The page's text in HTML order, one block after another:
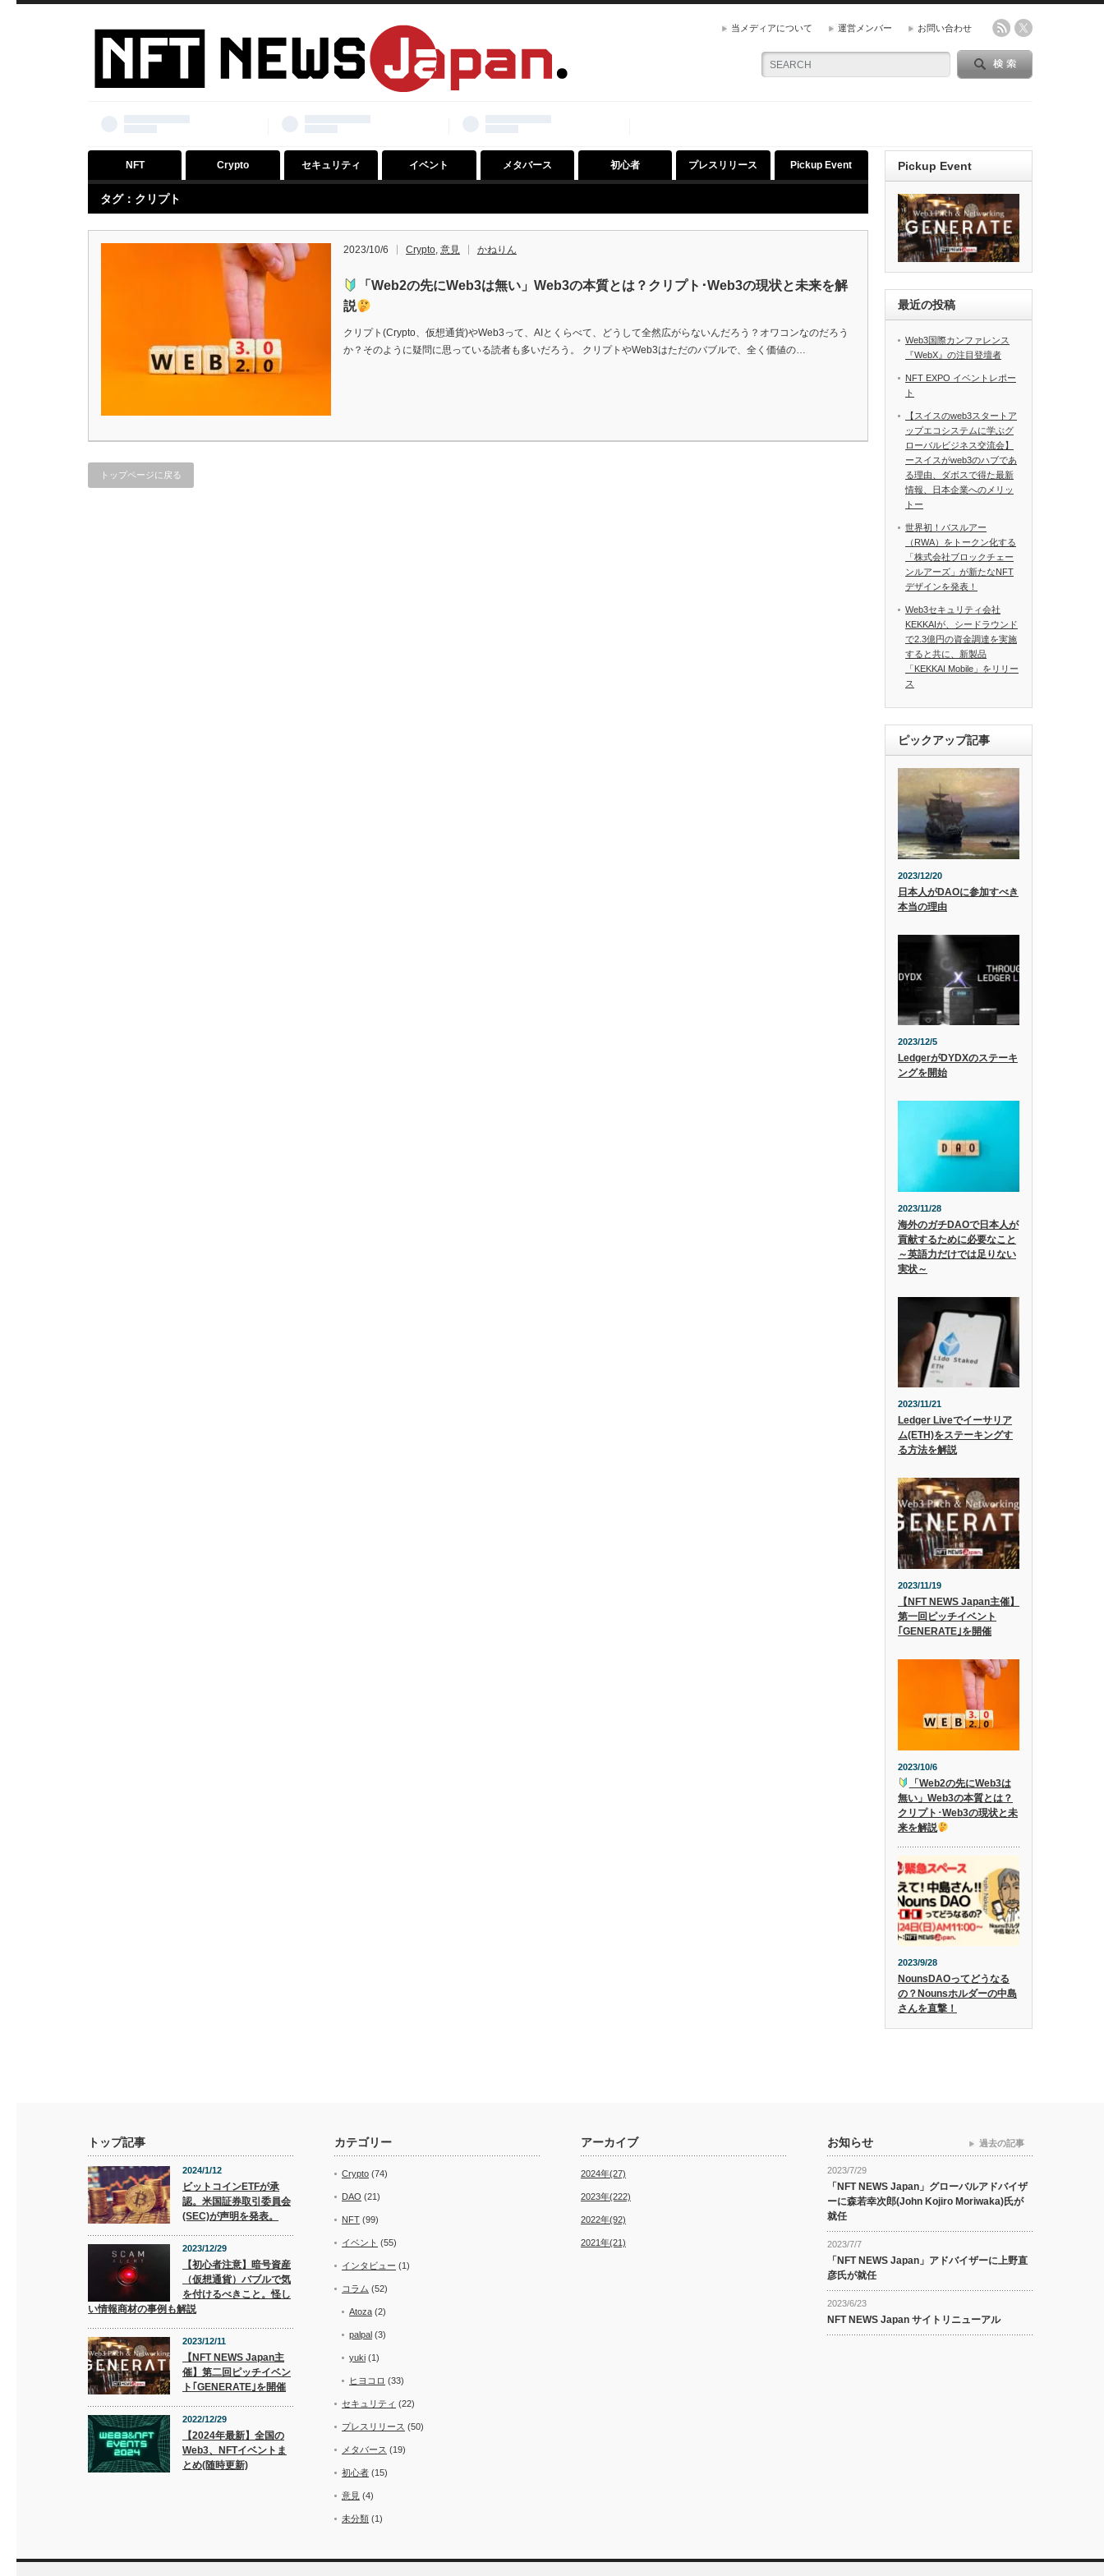
当メディアについて 運営メンバー お問い合わせ
NFT Crypto セキュリティ イベント メタバース 初心者 プレスリリース Pickup Event
タグ：クリプト
2023/10/6 Crypto, 意見 かねりん
「Web2の先にWeb3は無い」Web3の本質とは？クリプト･Web3の現状と未来を解
説
クリプト(Crypto、仮想通貨)やWeb3って、AIとくらべて、どうして全然広がらないんだろう？オワコンなのだろう
か？そのように疑問に思っている読者も多いだろう。 クリプトやWeb3はただのバブルで、全く価値の…
トップページに戻る
Pickup Event
最近の投稿
Web3国際カンファレンス
『WebX』の注目登壇者
NFT EXPO イベントレポー
ト
【スイスのweb3スタートア
ップエコシステムに学ぶグ
ローバルビジネス交流会】
ースイスがweb3のハブであ
る理由、ダボスで得た最新
情報、日本企業へのメリッ
トー
世界初！バスルアー
（RWA）をトークン化する
「株式会社ブロックチェー
ンルアーズ」が新たなNFT
デザインを発表！
Web3セキュリティ会社
KEKKAIが、シードラウンド
で2.3億円の資金調達を実施
すると共に、新製品
「KEKKAI Mobile」をリリー
ス
ピックアップ記事
2023/12/20
日本人がDAOに参加すべき
本当の理由
2023/12/5
LedgerがDYDXのステーキ
ングを開始
2023/11/28
海外のガチDAOで日本人が
貢献するために必要なこと
～英語力だけでは足りない
実状～
2023/11/21
Ledger Liveでイーサリア
ム(ETH)をステーキングす
る方法を解説
2023/11/19
【NFT NEWS Japan主催】
第一回ピッチイベント
｢GENERATE｣を開催
2023/10/6
「Web2の先にWeb3は
無い」Web3の本質とは？
クリプト･Web3の現状と未
来を解説
2023/9/28
NounsDAOってどうなる
の？Nounsホルダーの中島
さんを直撃！
トップ記事
2024/1/12
ビットコインETFが承
認。米国証券取引委員会
(SEC)が声明を発表。
2023/12/29
【初心者注意】暗号資産
（仮想通貨）バブルで気
を付けるべきこと。怪し
い情報商材の事例も解説
2023/12/11
【NFT NEWS Japan主
催】第二回ピッチイベン
ト｢GENERATE｣を開催
2022/12/29
【2024年最新】全国の
Web3、NFTイベントま
とめ(随時更新)
カテゴリー
Crypto (74)
DAO (21)
NFT (99)
イベント (55)
インタビュー (1)
コラム (52)
Atoza (2)
palpal (3)
yuki (1)
ヒヨコロ (33)
セキュリティ (22)
プレスリリース (50)
メタバース (19)
初心者 (15)
意見 (4)
未分類 (1)
アーカイブ
2024年(27)
2023年(222)
2022年(92)
2021年(21)
お知らせ
2023/7/29
「NFT NEWS Japan」グローバルアドバイザ
ーに森若幸次郎(John Kojiro Moriwaka)氏が
就任
2023/7/7
「NFT NEWS Japan」アドバイザーに上野直
彦氏が就任
2023/6/23
NFT NEWS Japan サイトリニューアル
過去の記事